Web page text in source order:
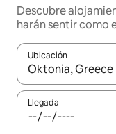
Descubre
harán sentir como
Ubicación
Cuando los
Llegada